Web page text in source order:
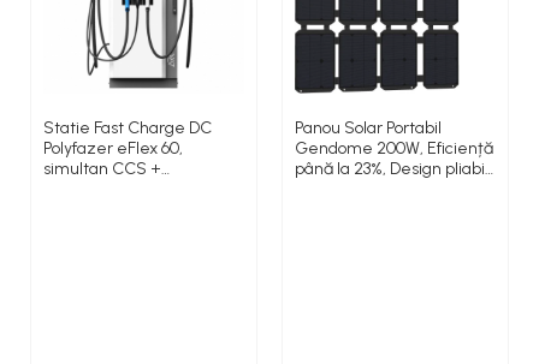
Statie Fast Charge DC
Polyfazer eFlex 60,
simultan CCS +
Panou Solar Portabil
Gendome 200W, Eficiență
până la 23%, Design pliabil